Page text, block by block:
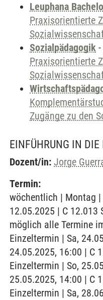
Leuphana
Praxisorientierte
Sozialpädagogik -
Praxisorientierte
Zugänge zu den
EINFÜHRUNG IN
Dozent/in: Jorge
Termin:
wöchentlich | Montag
12.05.2025 | C 12.013
möglich alle Termine
Einzeltermin | Sa,
24.05.2025, 16:00 | C
Einzeltermin | So,
25.05.2025, 14:00 | C
Einzeltermin | Sa,